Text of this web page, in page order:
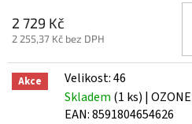
2 729 Kč
2 255,37 Kč bez DPH
Akce
Velikost: 46
Skladem (1 ks) |
EAN:8591804654626